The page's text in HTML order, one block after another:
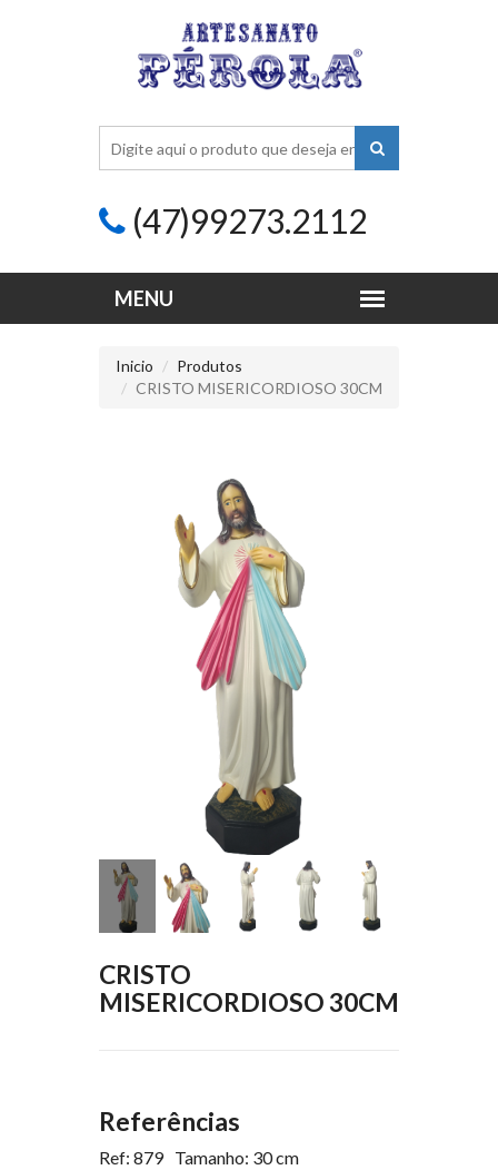
(47)99273.2112
Inicio
Produtos
CRISTO MISERICORDIOSO 30CM
CRISTO
MISERICORDIOSO 30CM
Referências
Ref: 879 Tamanho: 30 cm